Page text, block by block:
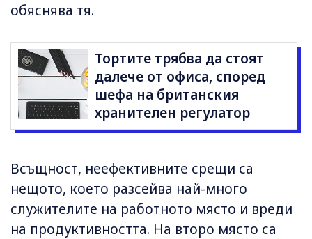
обяснява тя.
Тортите трябва да стоят
далече от офиса, според
шефа на британския
хранителен регулатор
Всъщност, неефективните срещи са
нещото, което разсейва най-много
служителите на работното място и вреди
на продуктивността. На второ място са